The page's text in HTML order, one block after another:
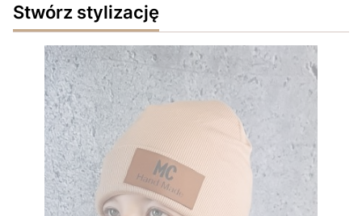
Stwórz stylizację